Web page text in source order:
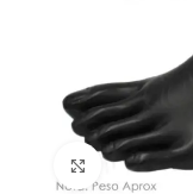
Click to